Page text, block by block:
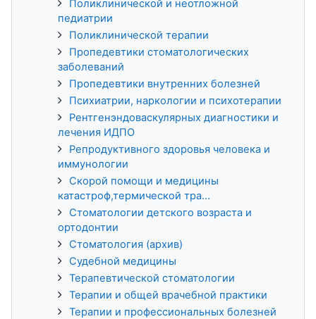
Поликлинической и неотложной
педиатрии
Поликлинической терапии
Пропедевтики стоматологических
заболеваний
Пропедевтики внутренних болезней
Психиатрии, наркологии и психотерапии
Рентгенэндоваскулярных диагностики и
лечения ИДПО
Репродуктивного здоровья человека и
иммунологии
Скорой помощи и медицины
катастроф,термической тра...
Стоматологии детского возраста и
ортодонтии
Стоматология (архив)
Судебной медицины
Терапевтической стоматологии
Терапии и общей врачебной практики
Терапии и профессиональных болезней